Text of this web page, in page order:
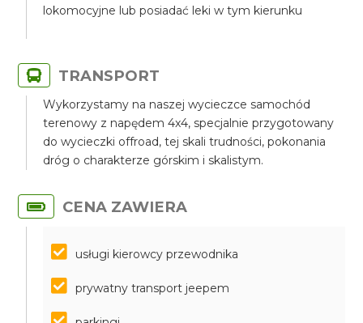
lokomocyjne lub posiadać leki w tym kierunku
TRANSPORT
Wykorzystamy na naszej wycieczce samochód
terenowy z napędem 4x4, specjalnie przygotowany
do wycieczki offroad, tej skali trudności, pokonania
dróg o charakterze górskim i skalistym.
CENA ZAWIERA
usługi kierowcy przewodnika
prywatny transport jeepem